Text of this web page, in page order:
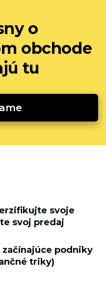
o
obchode
tu
svoje
svoj predaj
podniky
triky)